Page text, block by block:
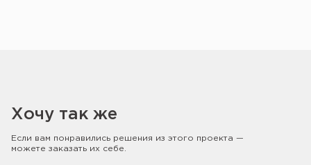
Хочу так же
Если вам понравились решения из этого проекта —
можете заказать их себе.